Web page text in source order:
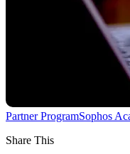
Partner ProgramSophos
Share This